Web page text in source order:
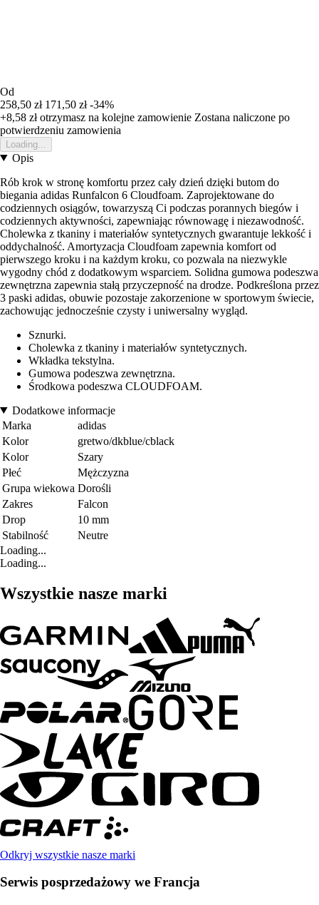
Od
258,50 zł 171,50 zł -34%
+8,58 złotrzymasz na kolejne zamowienie Zostana naliczone po
potwierdzeniu zamowienia
Loading...
Opis
Rób krok w stronę komfortu przez cały dzień dzięki butom do
biegania adidas Runfalcon 6 Cloudfoam. Zaprojektowane do
codziennych osiągów, towarzyszą Ci podczas porannych biegów i
codziennych aktywności, zapewniając równowagę i niezawodność.
Cholewka z tkaniny i materiałów syntetycznych gwarantuje lekkość i
oddychalność. Amortyzacja Cloudfoam zapewnia komfort od
pierwszego kroku i na każdym kroku, co pozwala na niezwykle
wygodny chód z dodatkowym wsparciem. Solidna gumowa podeszwa
zewnętrzna zapewnia stałą przyczepność na drodze. Podkreślona przez
3 paski adidas, obuwie pozostaje zakorzenione w sportowym świecie,
zachowując jednocześnie czysty i uniwersalny wygląd.
Sznurki.
Cholewka z tkaniny i materiałów syntetycznych.
Wkładka tekstylna.
Gumowa podeszwa zewnętrzna.
Środkowa podeszwa CLOUDFOAM.
Dodatkowe informacje
Marka
adidas
Kolor
gretwo/dkblue/cblack
Kolor
Szary
Płeć
Mężczyzna
Grupa wiekowa Dorośli
Zakres
Falcon
Drop
10 mm
Stabilność
Neutre
Loading...
Loading...
Wszystkie nasze marki
Odkryj wszystkie nasze marki
Serwis posprzedażowy we Francja